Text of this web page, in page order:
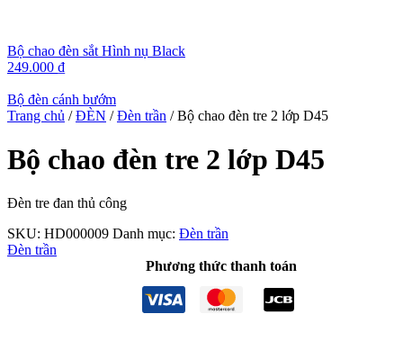
Bộ chao đèn sắt Hình nụ Black
249.000 ₫
Bộ đèn cánh bướm
Trang chủ /ĐÈN /Đèn trần / Bộ chao đèn tre 2 lớp D45
Bộ chao đèn tre 2 lớp D45
Đèn tre đan thủ công
SKU: HD000009 Danh mục: Đèn trần
Đèn trần
Phương thức thanh toán